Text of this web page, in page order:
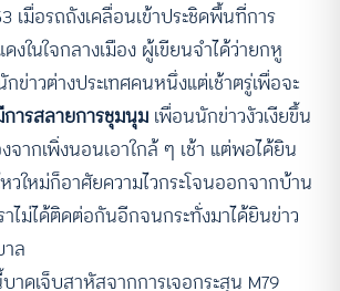
เมื่อรถถังเคลื่อนเข้าประชิดพื้นที่การ
งในใจกลางเมือง ผู้เขียนจำได้ว่ายกหู
ข่าวต่างประเทศคนหนึ่งแต่เช้าตรู่เพื่อจะ
การสลายการชุมนุม เพื่อนนักข่าวงัวเงียขึ้น
จากเพิ่งนอนเอาใกล้ ๆ เช้า แต่พอได้ยิน
วใหม่ก็อาศัยความไวกระโจนออกจากบ้าน
ไม่ได้ติดต่อกันอีกจนกระทั่งมาได้ยินข่าว
ล
าดเจ็บสาหัสจากการเจอกระสุน M79